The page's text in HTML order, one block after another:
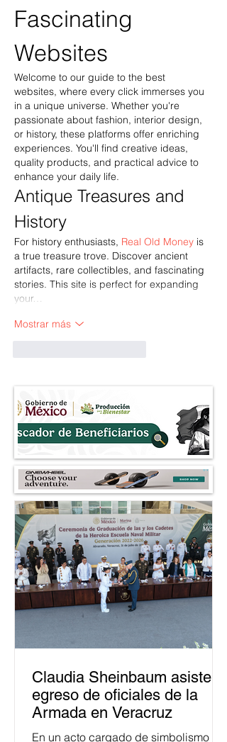
Fascinating
Websites
Welcome to our guide to the best
websites, where every click immerses you
in a unique universe. Whether you're
passionate about fashion, interior design,
or history, these platforms offer enriching
experiences. You'll find creative ideas,
quality products, and practical advice to
enhance your daily life.
Antique Treasures and
History
For history enthusiasts, Real Old Money is
a true treasure trove. Discover ancient
artifacts, rare collectibles, and fascinating
stories. This site is perfect for expanding
your…
Mostrar más
Claudia Sheinbaum asiste a
egreso de oficiales de la
Armada en Veracruz
En un acto cargado de simbolismo